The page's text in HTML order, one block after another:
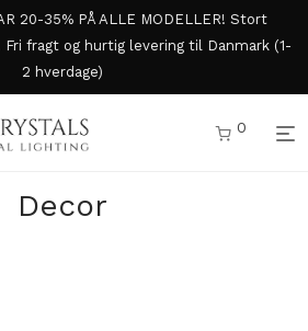
20-35% PÅ ALLE MODELLER! Stort
fragt og hurtig levering til Danmark (1-
2 hverdage)
0
Decor